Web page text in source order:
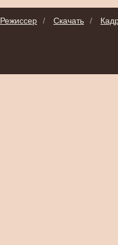
Режиссер / Скачать /